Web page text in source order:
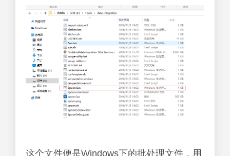
这个文件便是Windows下的批处理文件，用